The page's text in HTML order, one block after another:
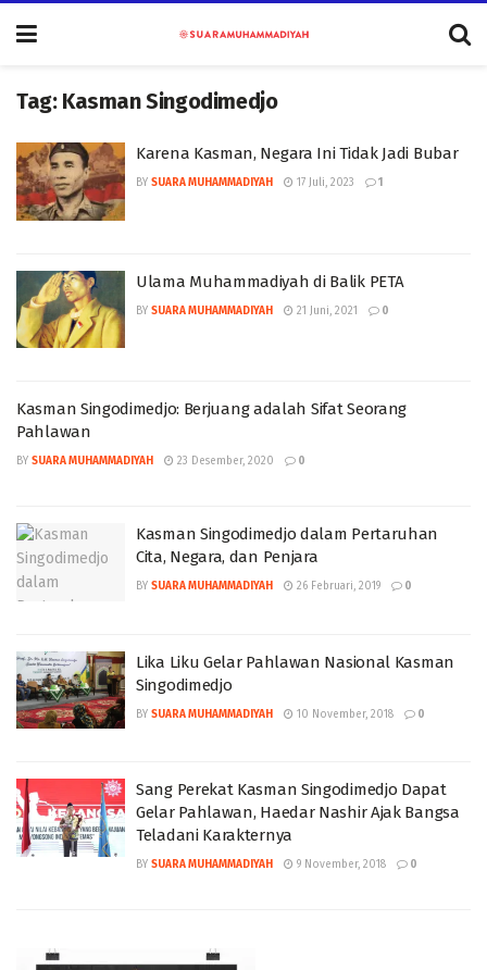
Tag: Kasman Singodimedjo
Karena Kasman, Negara Ini Tidak Jadi Bubar
BY SUARA MUHAMMADIYAH 17 Juli, 2023 1
Ulama Muhammadiyah di Balik PETA
BY SUARA MUHAMMADIYAH 21 Juni, 2021 0
Kasman Singodimedjo: Berjuang adalah Sifat Seorang
Pahlawan
BY SUARA MUHAMMADIYAH 23 Desember, 2020 0
Kasman Singodimedjo dalam Pertaruhan
Cita, Negara, dan Penjara
BY SUARA MUHAMMADIYAH 26 Februari, 2019 0
Lika Liku Gelar Pahlawan Nasional Kasman
Singodimedjo
BY SUARA MUHAMMADIYAH 10 November, 2018 0
Sang Perekat Kasman Singodimedjo Dapat
Gelar Pahlawan, Haedar Nashir Ajak Bangsa
Teladani Karakternya
BY SUARA MUHAMMADIYAH 9 November, 2018 0